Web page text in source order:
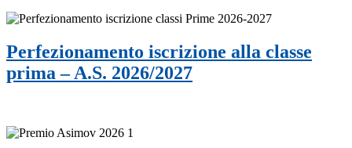
Perfezionamento iscrizione alla classe
prima – A.S. 2026/2027